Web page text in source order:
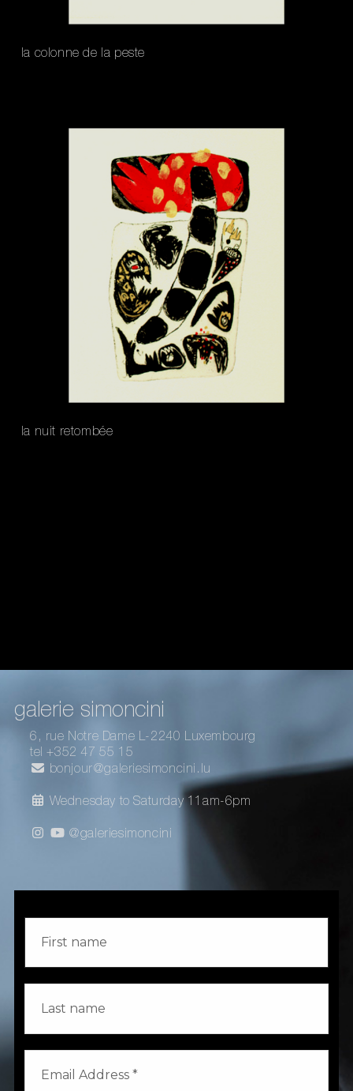
la colonne de la peste
la nuit retombée
galerie simoncini
6, rue Notre Dame L-2240 Luxembourg
tel +352 47 55 15
bonjour@galeriesimoncini.lu
Wednesday to Saturday 11am-6pm
@galeriesimoncini